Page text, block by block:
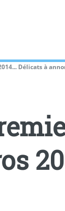
Délicats à